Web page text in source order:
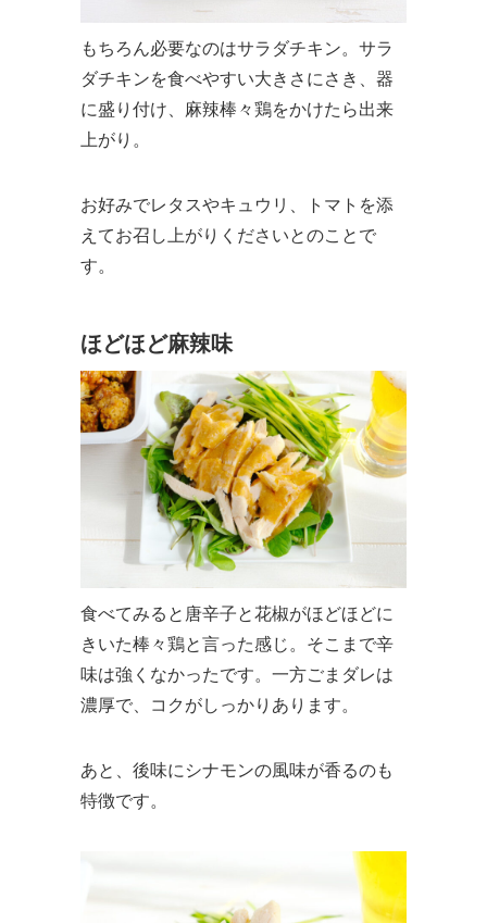
もちろん必要なのはサラダチキン。サラ
ダチキンを食べやすい大きさにさき、器
に盛り付け、麻辣棒々鶏をかけたら出来
上がり。
お好みでレタスやキュウリ、トマトを添
えてお召し上がりくださいとのことで
す。
ほどほど麻辣味
食べてみると唐辛子と花椒がほどほどに
きいた棒々鶏と言った感じ。そこまで辛
味は強くなかったです。一方ごまダレは
濃厚で、コクがしっかりあります。
あと、後味にシナモンの風味が香るのも
特徴です。